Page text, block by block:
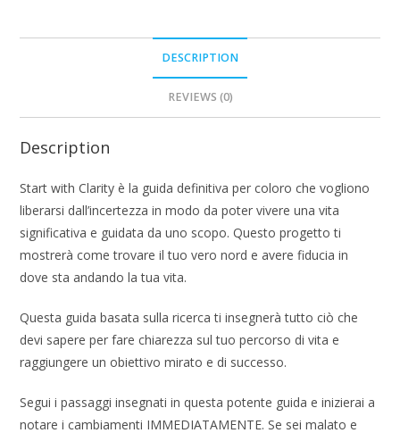
DESCRIPTION
REVIEWS (0)
Description
Start with Clarity è la guida definitiva per coloro che vogliono
liberarsi dall’incertezza in modo da poter vivere una vita
significativa e guidata da uno scopo. Questo progetto ti
mostrerà come trovare il tuo vero nord e avere fiducia in
dove sta andando la tua vita.
Questa guida basata sulla ricerca ti insegnerà tutto ciò che
devi sapere per fare chiarezza sul tuo percorso di vita e
raggiungere un obiettivo mirato e di successo.
Segui i passaggi insegnati in questa potente guida e inizierai a
notare i cambiamenti IMMEDIATAMENTE. Se sei malato e